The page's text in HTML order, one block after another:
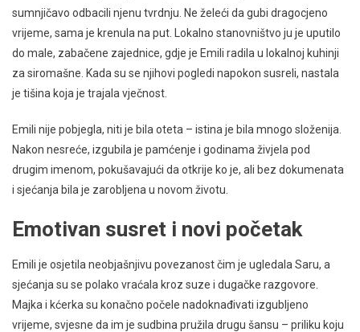
sumnjičavo odbacili njenu tvrdnju. Ne želeći da gubi dragocjeno
vrijeme, sama je krenula na put. Lokalno stanovništvo ju je uputilo
do male, zabačene zajednice, gdje je Emili radila u lokalnoj kuhinji
za siromašne. Kada su se njihovi pogledi napokon susreli, nastala
je tišina koja je trajala vječnost.
Emili nije pobjegla, niti je bila oteta – istina je bila mnogo složenija.
Nakon nesreće, izgubila je pamćenje i godinama živjela pod
drugim imenom, pokušavajući da otkrije ko je, ali bez dokumenata
i sjećanja bila je zarobljena u novom životu.
Emotivan susret i novi početak
Emili je osjetila neobjašnjivu povezanost čim je ugledala Saru, a
sjećanja su se polako vraćala kroz suze i dugačke razgovore.
Majka i kćerka su konačno počele nadoknađivati izgubljeno
vrijeme, svjesne da im je sudbina pružila drugu šansu – priliku koju